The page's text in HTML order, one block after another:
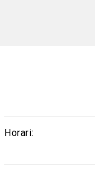
Horari